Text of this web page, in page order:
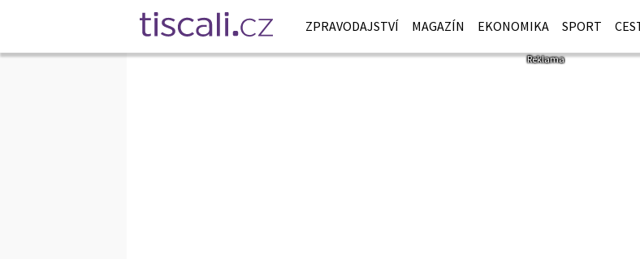
ZPRAVODAJSTVÍ MAGAZÍN EKONOMIKA SPORT